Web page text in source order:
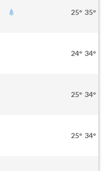
25° 35°
24° 34°
25° 34°
25° 34°